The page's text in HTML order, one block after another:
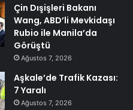
Çin Dışişleri Bakanı
Wang, ABD’li Mevkidaşı
Rubio ile Manila’da
Görüştü
Ağustos 7, 2026
Aşkale’de Trafik Kazası:
7 Yaralı
Ağustos 7, 2026